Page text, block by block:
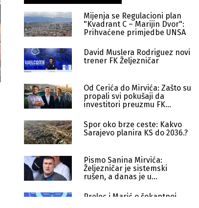
Mijenja se Regulacioni plan
"Kvadrant C – Marijin Dvor":
Prihvaćene primjedbe UNSA
David Muslera Rodriguez novi
trener FK Željezničar
Od Cerića do Mirvića: Zašto su
propali svi pokušaji da
investitori preuzmu FK
Spor oko brze ceste: Kakvo
Sarajevo planira KS do 2036.?
Pismo Sanina Mirvića:
Željezničar je sistemski
rušen, a danas je u
Prelec i Marić o šokantnoj